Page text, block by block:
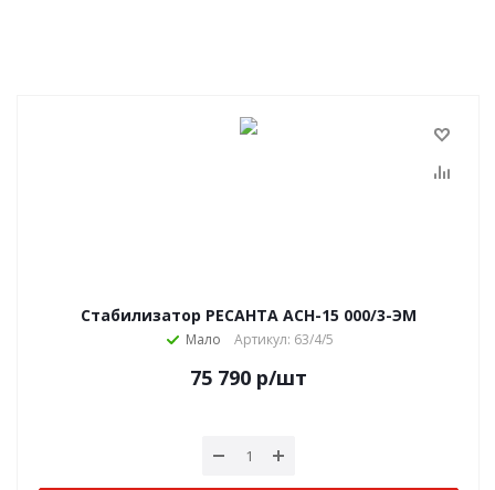
Стабилизатор РЕСАНТА АСН-15 000/3-ЭМ
Мало Артикул: 63/4/5
75 790 р/шт